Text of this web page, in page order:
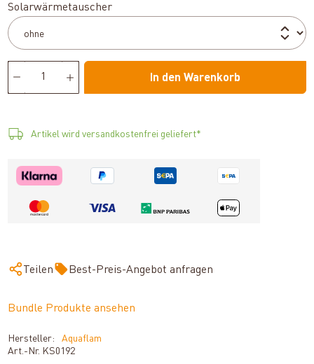
Solarwärmetauscherauswählen
In den Warenkorb
Artikel wird versandkostenfrei geliefert*
Teilen Best-Preis-Angebot anfragen
Bundle Produkte ansehen
Hersteller:
Aquaflam
Art.-Nr. KS0192